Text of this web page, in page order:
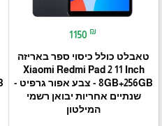
1150 ₪
טאבלט כולל כיסוי ספר באריזה
Xiaomi Redmi Pad 2 11 Inch
8GB+256GB - צבע אפור גרפיט -
שנתיים אחריות יבואן רשמי
המילטון